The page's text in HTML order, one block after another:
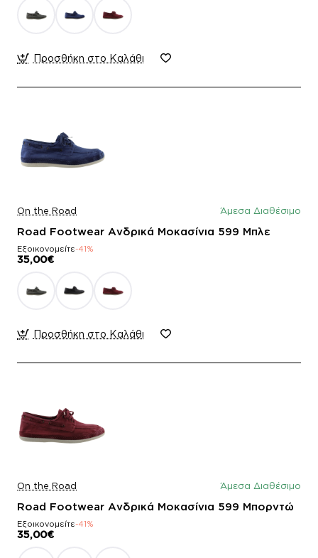
Προσθήκη στο Καλάθι
On the Road Άμεσα Διαθέσιμο
Road Footwear Ανδρικά Μοκασίνια 599 Μπλε
Εξοικονομείτε-41%
35,00€
Προσθήκη στο Καλάθι
On the Road Άμεσα Διαθέσιμο
Road Footwear Ανδρικά Μοκασίνια 599 Μπορντώ
Εξοικονομείτε-41%
35,00€